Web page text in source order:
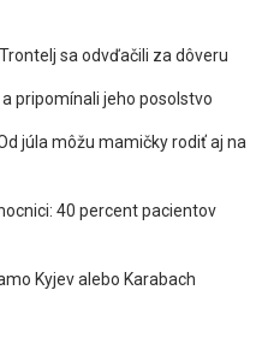
sa odvďačili za dôveru
pripomínali jeho posolstvo
júla môžu mamičky rodiť aj na
40 percent pacientov
Kyjev alebo Karabach